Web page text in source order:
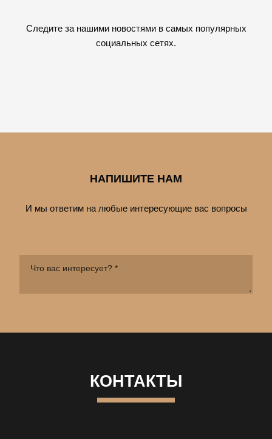
Следите за нашими новостями в самых популярных
социальных сетях.
НАПИШИТЕ НАМ
И мы ответим на любые интересующие вас вопросы
КОНТАКТЫ